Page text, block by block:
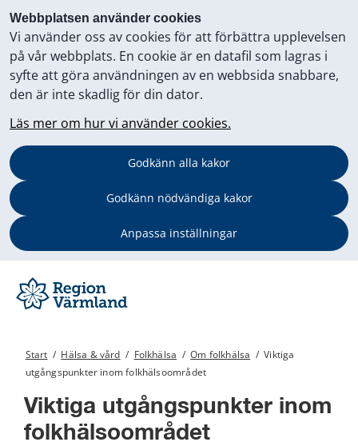
Webbplatsen använder cookies
Vi använder oss av cookies för att förbättra upplevelsen
på vår webbplats. En cookie är en datafil som lagras i
syfte att göra användningen av en webbsida snabbare,
den är inte skadlig för din dator.
Läs mer om hur vi använder cookies.
Godkänn alla kakor
Godkänn nödvändiga kakor
Anpassa inställningar
Start / Hälsa & vård / Folkhälsa / Om folkhälsa / Viktiga
utgångspunkter inom folkhälsoområdet
Viktiga utgångspunkter inom
folkhälsoområdet